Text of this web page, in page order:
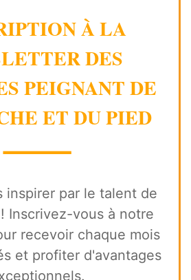
À LA
DES
PEIGNANT DE
ET DU PIED
⸻
inspirer par le talent de
Inscrivez-vous à notre
recevoir chaque mois
et profiter d'avantages